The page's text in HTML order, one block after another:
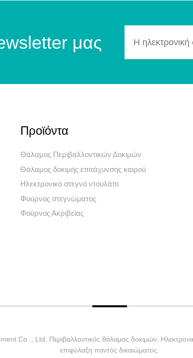
μας
Προϊόντα
Θάλαμος Περιβαλλοντικών Δοκιμών
Θάλαμος δοκιμής επιτάχυνσης καιρού
Ηλεκτρονικό στεγνό ντουλάπι
Φούρνος στεγνώματος
Φούρνος Ακριβείας
Co ., Ltd. Περιβαλλοντικός θάλαμος δοκιμών,
επιφύλαξη παντός δικαιώματος.